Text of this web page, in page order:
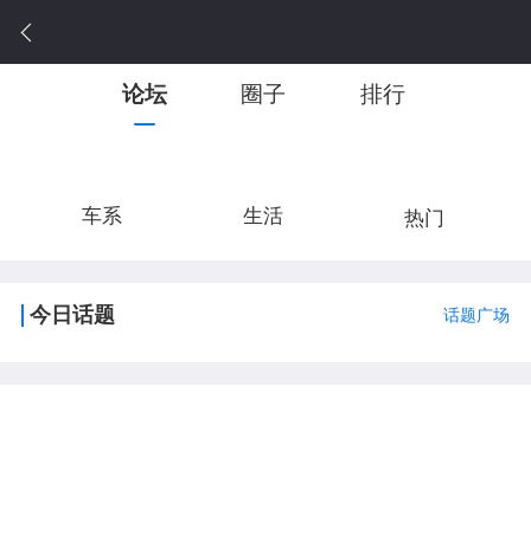
论坛 圈子 排行
车系 生活 热门
今日话题 话题广场